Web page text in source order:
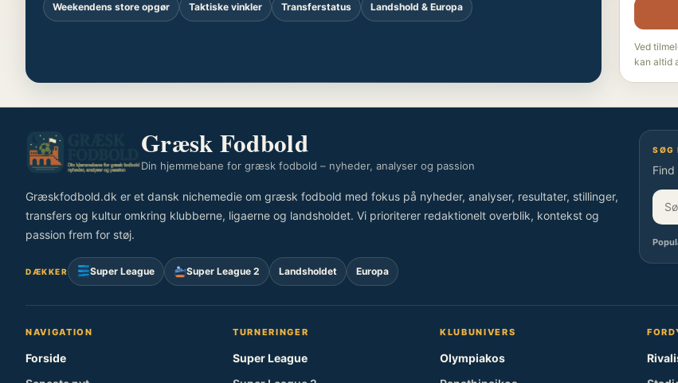
Weekendens store opgør Taktiske vinkler Transferstatus Landshold & Europa
Ved
kan altid
Græsk Fodbold
Din hjemmebane for græsk fodbold – nyheder, analyser og passion
Græskfodbold.dk er et dansk nichemedie om græsk fodbold med fokus på nyheder, analyser, resultater, stillinger,
transfers og kultur omkring klubberne, ligaerne og landsholdet. Vi prioriterer redaktionelt overblik, kontekst og
passion frem for støj.
DÆKKER Super League Super League 2 Landsholdet Europa
SØG
NAVIGATION
Forside
TURNERINGER
Super League
KLUBUNIVERS
Olympiakos